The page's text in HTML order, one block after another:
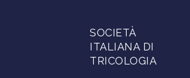
SOCIETÀ
ITALIANA DI
TRICOLOGIA